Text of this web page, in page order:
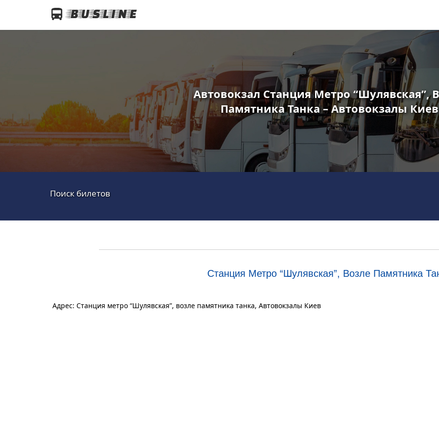
Автовокзал Станция Метро “Шулявская”,
Памятника Танка – Автовокзалы Киев
Поиск билетов
Станция Метро “Шулявская”, Возле Памятника
Адрес: Станция метро “Шулявская”, возле памятника танка, Автовокзалы Киев